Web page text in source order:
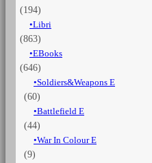
(194)
Libri
(863)
EBooks
(646)
Soldiers&Weapons E
(60)
Battlefield E
(44)
War In Colour E
(9)